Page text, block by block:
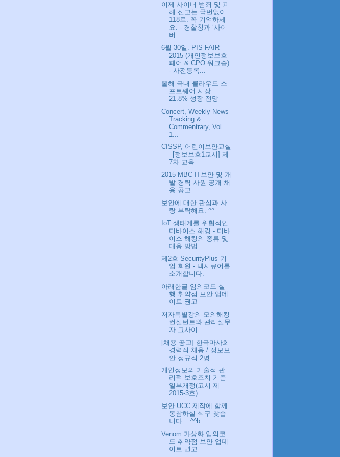
이제 사이버 범죄 및 피
해 신고는 국번없이
118로. 꼭 기억하세
요. - 경찰청과 ‘사이
버...
6월 30일. PIS FAIR
2015 (개인정보보호
페어 & CPO 워크숍)
- 사전등록...
올해 국내 클라우드 소
프트웨어 시장
21.8% 성장 전망
Concert, Weekly News
Tracking &
Commentrary, Vol
1...
CISSP, 어린이보안교실
_[정보보호1교시] 제
7차 교육
2015 MBC IT보안 및 개
발 경력 사원 공개 채
용 공고
보안에 대한 관심과 사
랑 부탁해요. ^^
IoT 생태계를 위협적인
디바이스 해킹 - 디바
이스 해킹의 종류 및
대응 방법
제2호 SecurityPlus 기
업 회원 - 넥시큐어를
소개합니다.
아래한글 임의코드 실
행 취약점 보안 업데
이트 권고
저자특별강의-모의해킹
컨설턴트와 관리실무
자 그사이
[채용 공고] 한국마사회
경력직 채용 / 정보보
안 정규직 2명
개인정보의 기술적 관
리적 보호조치 기준
일부개정(고시 제
2015-3호)
보안 UCC 제작에 함께
동참하실 식구 찾습
니다... ^^b
Venom 가상화 임의코
드 취약점 보안 업데
이트 권고